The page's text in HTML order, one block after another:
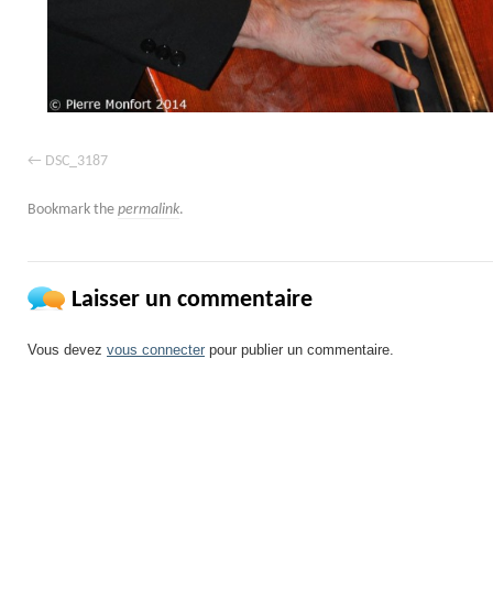
DSC_3187
Bookmark the permalink.
Laisser un commentaire
Vous devez vous connecter pour publier un commentaire.